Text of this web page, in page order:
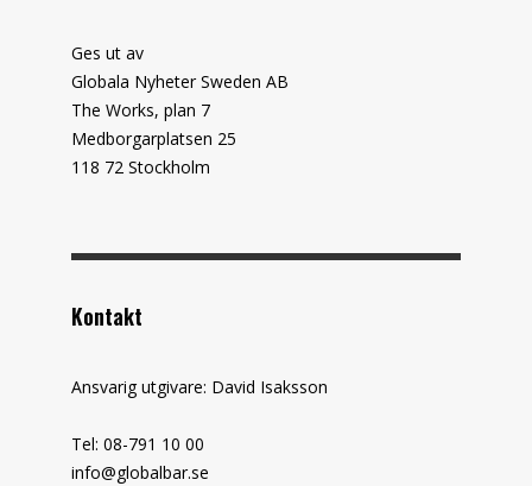
Ges ut av
Globala Nyheter Sweden AB
The Works, plan 7
Medborgarplatsen 25
118 72 Stockholm
Kontakt
Ansvarig utgivare: David Isaksson
Tel: 08-791 10 00
info@globalbar.se